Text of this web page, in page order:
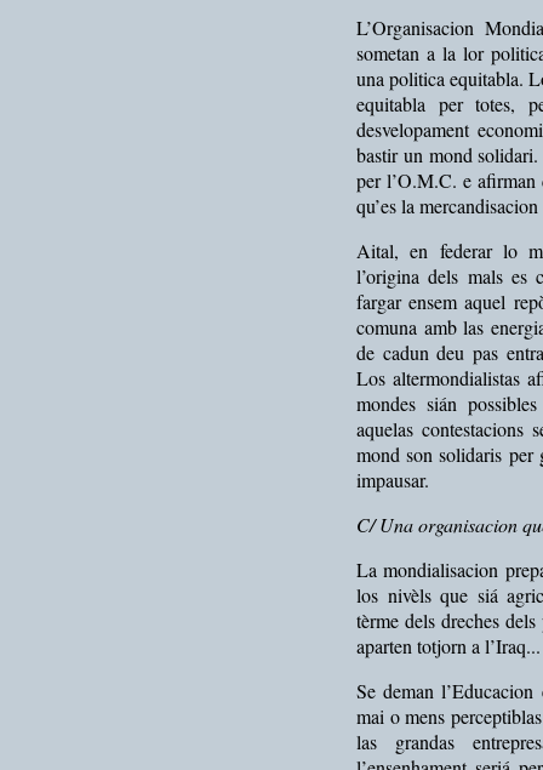
L’Organisacion
sometan a la lor
una politica equitabla.
equitabla per totes,
desvelopament
bastir un mond
per l’O.M.C. e afirman
qu’es la
Aital, en federar lo
l’origina dels mals es
fargar ensem aquel
comuna amb las
de cadun deu pas
Los altermondialistas
mondes sián
aquelas contestacions
mond son solidaris per
impausar.
C/ Una organisacion
La mondialisacion
los nivèls que siá
tèrme dels dreches
aparten totjorn a l’Iraq...
Se deman
mai o mens
las grandas